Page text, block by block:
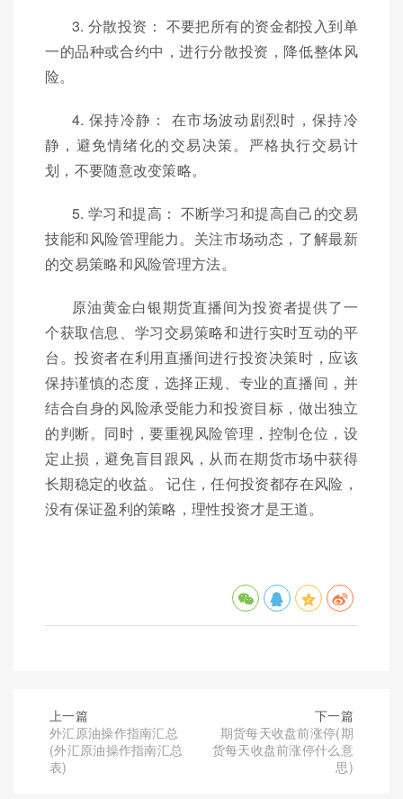
3. 分散投资： 不要把所有的资金都投入到单
一的品种或合约中，进行分散投资，降低整体风
险。
4. 保持冷静： 在市场波动剧烈时，保持冷
静，避免情绪化的交易决策。严格执行交易计
划，不要随意改变策略。
5. 学习和提高： 不断学习和提高自己的交易
技能和风险管理能力。关注市场动态，了解最新
的交易策略和风险管理方法。
原油黄金白银期货直播间为投资者提供了一
个获取信息、学习交易策略和进行实时互动的平
台。投资者在利用直播间进行投资决策时，应该
保持谨慎的态度，选择正规、专业的直播间，并
结合自身的风险承受能力和投资目标，做出独立
的判断。同时，要重视风险管理，控制仓位，设
定止损，避免盲目跟风，从而在期货市场中获得
长期稳定的收益。 记住，任何投资都存在风险，
没有保证盈利的策略，理性投资才是王道。
上一篇
外汇原油操作指南汇总
(外汇原油操作指南汇总
表)
下一篇
期货每天收盘前涨停(期
货每天收盘前涨停什么意
思)